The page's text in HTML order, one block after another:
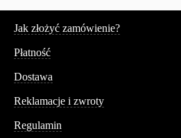
Jak złożyć zamówienie?
Płatność
Dostawa
Reklamacje i zwroty
Regulamin